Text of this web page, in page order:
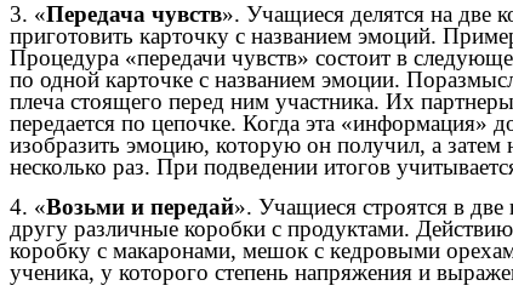
3. «Передача чувств». Учащиеся делятся на две
приготовить карточку с названием эмоций.
Процедура «передачи чувств» состоит в
по одной карточке с названием эмоции.
плеча стоящего перед ним участника. Их
передается по цепочке. Когда эта «информация»
изобразить эмоцию, которую он получил, а затем
несколько раз. При подведении итогов
4. «Возьми и передай». Учащиеся строятся в две
другу различные коробки с продуктами.
коробку с макаронами, мешок с кедровыми
ученика, у которого степень напряжения и